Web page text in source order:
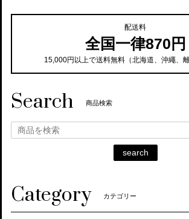
配送料
全国一律870円
15,000円以上で送料無料（北海道、沖繩、離
Search 商品検索
search
Category カテゴリー